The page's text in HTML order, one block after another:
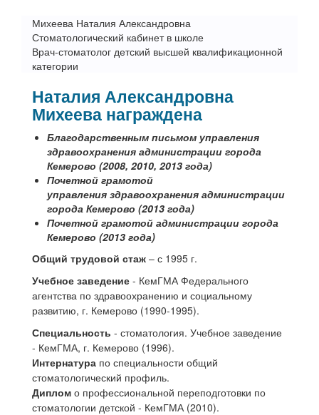
Михеева Наталия Александровна
Стоматологический кабинет в школе
Врач-стоматолог детский высшей квалификационной
категории
Наталия Александровна
Михеева награждена
Благодарственным письмом управления
здравоохранения администрации города
Кемерово (2008, 2010, 2013 года)
Почетной грамотой
управления здравоохранения администрации
города Кемерово (2013 года)
Почетной грамотой администрации города
Кемерово (2013 года)
Общий трудовой стаж – с 1995 г.
Учебное заведение - КемГМА Федерального
агентства по здравоохранению и социальному
развитию, г. Кемерово (1990-1995).
Специальность - стоматология. Учебное заведение
- КемГМА, г. Кемерово (1996).
Интернатура по специальности общий
стоматологический профиль.
Диплом о профессиональной переподготовки по
стоматологии детской - КемГМА (2010).